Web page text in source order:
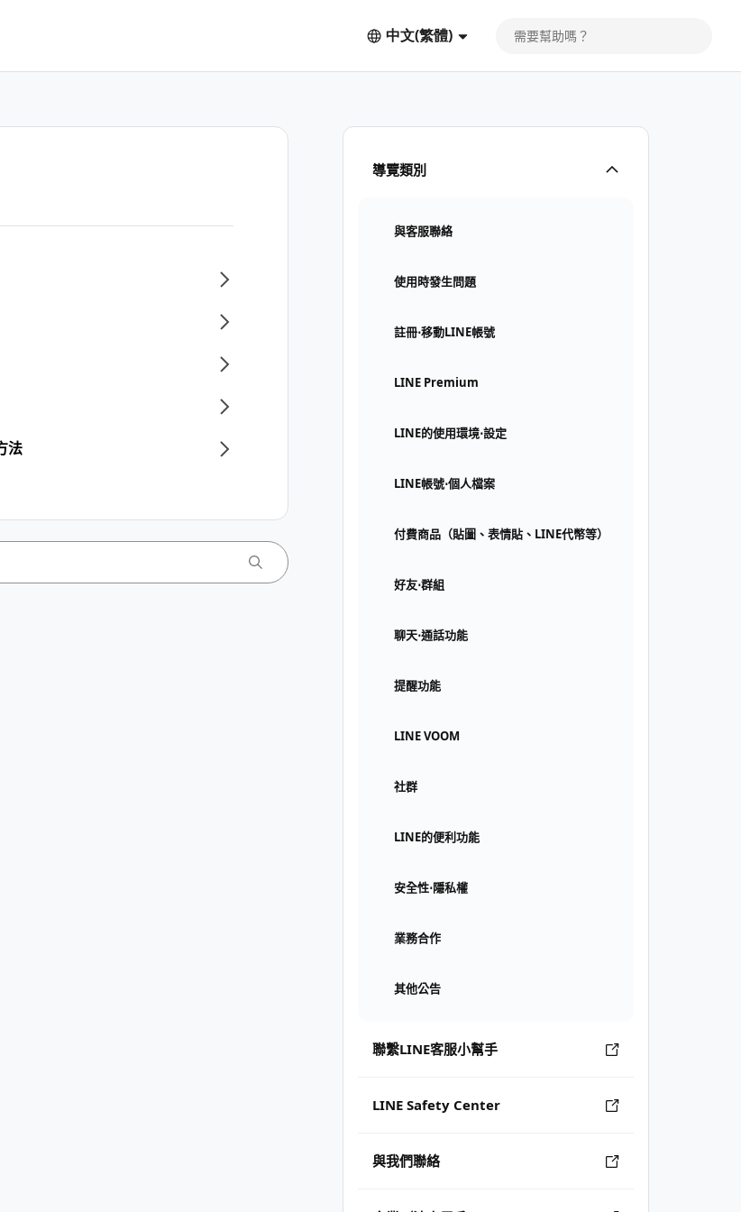
中文(繁體)
導覽類別
與客服聯絡
使用時發生問題
註冊⋅移動LINE帳號
LINE Premium
LINE的使用環境⋅設定
LINE帳號⋅個人檔案
付費商品（貼圖、表情貼、LINE代幣等）
好友⋅群組
聊天⋅通話功能
提醒功能
LINE VOOM
社群
LINE的便利功能
安全性⋅隱私權
業務合作
其他公告
聯繫LINE客服小幫手
LINE Safety Center
與我們聯絡
法